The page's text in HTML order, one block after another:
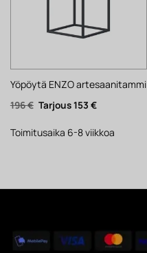
Yöpöytä ENZO artesaanitammi
196€ Alkuperäinen
hinta
196 €.
153 €Nykyinen
153 €.
Toimitusaika 6-8 viikkoa